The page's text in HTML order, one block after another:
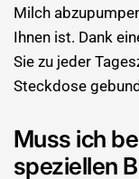
Milch
Ihnen ist. Dank
Sie zu jeder
Steckdose
Muss ich
speziellen